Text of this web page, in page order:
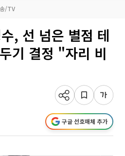
/TV
, 선 넘은 별점 테
기 결정 "자리 비
구글 선호매체 추가